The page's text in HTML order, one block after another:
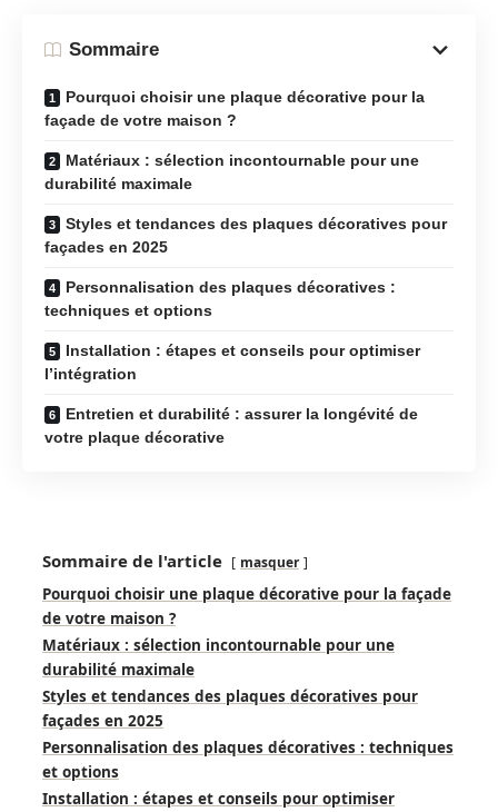
Sommaire
Pourquoi choisir une plaque décorative pour la
façade de votre maison ?
Matériaux : sélection incontournable pour une
durabilité maximale
Styles et tendances des plaques décoratives pour
façades en 2025
Personnalisation des plaques décoratives :
techniques et options
Installation : étapes et conseils pour optimiser
l’intégration
Entretien et durabilité : assurer la longévité de
votre plaque décorative
Sommaire de l'article masquer
Pourquoi choisir une plaque décorative pour la façade
de votre maison ?
Matériaux : sélection incontournable pour une
durabilité maximale
Styles et tendances des plaques décoratives pour
façades en 2025
Personnalisation des plaques décoratives : techniques
et options
Installation : étapes et conseils pour optimiser